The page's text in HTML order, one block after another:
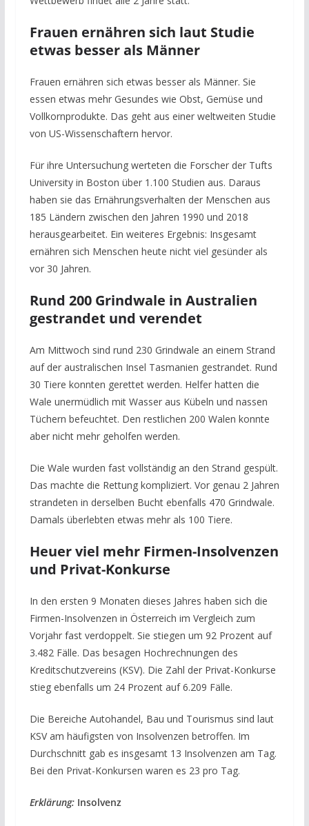
Frauen ernähren sich laut Studie
etwas besser als Männer
Frauen ernähren sich etwas besser als Männer. Sie
essen etwas mehr Gesundes wie Obst, Gemüse und
Vollkornprodukte. Das geht aus einer weltweiten Studie
von US-Wissenschaftern hervor.
Für ihre Untersuchung werteten die Forscher der Tufts
University in Boston über 1.100 Studien aus. Daraus
haben sie das Ernährungsverhalten der Menschen aus
185 Ländern zwischen den Jahren 1990 und 2018
herausgearbeitet. Ein weiteres Ergebnis: Insgesamt
ernähren sich Menschen heute nicht viel gesünder als
vor 30 Jahren.
Rund 200 Grindwale in Australien
gestrandet und verendet
Am Mittwoch sind rund 230 Grindwale an einem Strand
auf der australischen Insel Tasmanien gestrandet. Rund
30 Tiere konnten gerettet werden. Helfer hatten die
Wale unermüdlich mit Wasser aus Kübeln und nassen
Tüchern befeuchtet. Den restlichen 200 Walen konnte
aber nicht mehr geholfen werden.
Die Wale wurden fast vollständig an den Strand gespült.
Das machte die Rettung kompliziert. Vor genau 2 Jahren
strandeten in derselben Bucht ebenfalls 470 Grindwale.
Damals überlebten etwas mehr als 100 Tiere.
Heuer viel mehr Firmen-Insolvenzen
und Privat-Konkurse
In den ersten 9 Monaten dieses Jahres haben sich die
Firmen-Insolvenzen in Österreich im Vergleich zum
Vorjahr fast verdoppelt. Sie stiegen um 92 Prozent auf
3.482 Fälle. Das besagen Hochrechnungen des
Kreditschutzvereins (KSV). Die Zahl der Privat-Konkurse
stieg ebenfalls um 24 Prozent auf 6.209 Fälle.
Die Bereiche Autohandel, Bau und Tourismus sind laut
KSV am häufigsten von Insolvenzen betroffen. Im
Durchschnitt gab es insgesamt 13 Insolvenzen am Tag.
Bei den Privat-Konkursen waren es 23 pro Tag.
Erklärung: Insolvenz